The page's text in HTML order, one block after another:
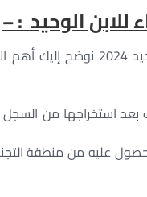
للابن الوحيد : –
بعد التعرف على الأوراق
بعد استخراجها من
الشاب بتقديم نموذج 1 جند بعد